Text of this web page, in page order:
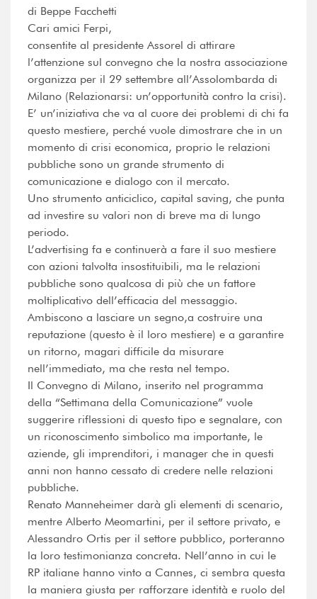
di Beppe Facchetti
Cari amici Ferpi,
consentite al presidente Assorel di attirare
l’attenzione sul convegno che la nostra associazione
organizza per il 29 settembre all’Assolombarda di
Milano (Relazionarsi: un’opportunità contro la crisi).
E’ un’iniziativa che va al cuore dei problemi di chi fa
questo mestiere, perché vuole dimostrare che in un
momento di crisi economica, proprio le relazioni
pubbliche sono un grande strumento di
comunicazione e dialogo con il mercato.
Uno strumento anticiclico, capital saving, che punta
ad investire su valori non di breve ma di lungo
periodo.
L’advertising fa e continuerà a fare il suo mestiere
con azioni talvolta insostituibili, ma le relazioni
pubbliche sono qualcosa di più che un fattore
moltiplicativo dell’efficacia del messaggio.
Ambiscono a lasciare un segno,a costruire una
reputazione (questo è il loro mestiere) e a garantire
un ritorno, magari difficile da misurare
nell’immediato, ma che resta nel tempo.
Il Convegno di Milano, inserito nel programma
della “Settimana della Comunicazione” vuole
suggerire riflessioni di questo tipo e segnalare, con
un riconoscimento simbolico ma importante, le
aziende, gli imprenditori, i manager che in questi
anni non hanno cessato di credere nelle relazioni
pubbliche.
Renato Manneheimer darà gli elementi di scenario,
mentre Alberto Meomartini, per il settore privato, e
Alessandro Ortis per il settore pubblico, porteranno
la loro testimonianza concreta. Nell’anno in cui le
RP italiane hanno vinto a Cannes, ci sembra questa
la maniera giusta per rafforzare identità e ruolo del